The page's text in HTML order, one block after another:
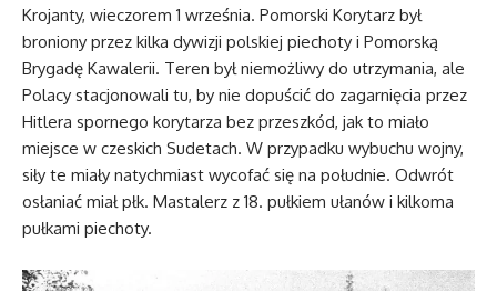
Krojanty, wieczorem 1 września. Pomorski Korytarz był
broniony przez kilka dywizji polskiej piechoty i Pomorską
Brygadę Kawalerii. Teren był niemożliwy do utrzymania, ale
Polacy stacjonowali tu, by nie dopuścić do zagarnięcia przez
Hitlera spornego korytarza bez przeszkód, jak to miało
miejsce w czeskich Sudetach. W przypadku wybuchu wojny,
siły te miały natychmiast wycofać się na południe. Odwrót
osłaniać miał płk. Mastalerz z 18. pułkiem ułanów i kilkoma
pułkami piechoty.